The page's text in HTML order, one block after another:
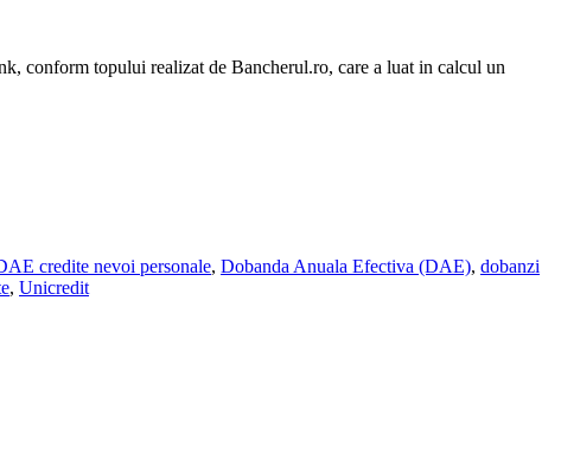
conform topului realizat de Bancherul.ro, care a luat in calcul un
credite nevoi personale, Dobanda Anuala Efectiva (DAE), dobanzi
, Unicredit